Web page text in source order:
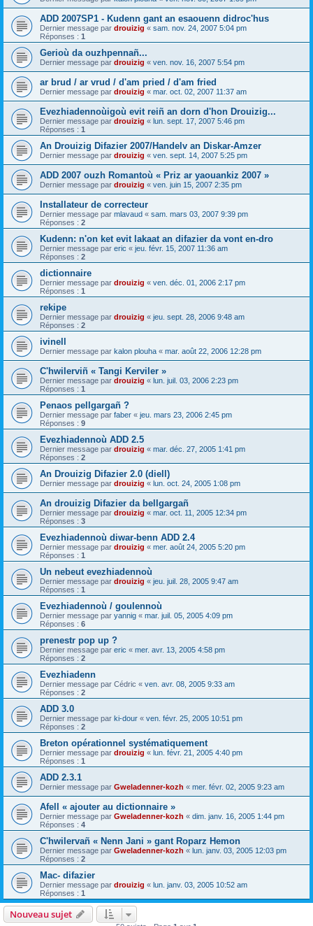
ADD 2007SP1 - Kudenn gant an esaouenn didroc'hus
Dernier message par drouizig « sam. nov. 24, 2007 5:04 pm
Réponses : 1
Gerioù da ouzhpennañ...
Dernier message par drouizig « ven. nov. 16, 2007 5:54 pm
ar brud / ar vrud / d'am pried / d'am fried
Dernier message par drouizig « mar. oct. 02, 2007 11:37 am
Evezhiadennoùigoù evit reiñ an dorn d'hon Drouizig...
Dernier message par drouizig « lun. sept. 17, 2007 5:46 pm
Réponses : 1
An Drouizig Difazier 2007/Handelv an Diskar-Amzer
Dernier message par drouizig « ven. sept. 14, 2007 5:25 pm
ADD 2007 ouzh Romantoù « Priz ar yaouankiz 2007 »
Dernier message par drouizig « ven. juin 15, 2007 2:35 pm
Installateur de correcteur
Dernier message par mlavaud « sam. mars 03, 2007 9:39 pm
Réponses : 2
Kudenn: n'on ket evit lakaat an difazier da vont en-dro
Dernier message par eric « jeu. févr. 15, 2007 11:36 am
Réponses : 2
dictionnaire
Dernier message par drouizig « ven. déc. 01, 2006 2:17 pm
Réponses : 1
rekipe
Dernier message par drouizig « jeu. sept. 28, 2006 9:48 am
Réponses : 2
ivinell
Dernier message par kalon plouha « mar. août 22, 2006 12:28 pm
C'hwilerviñ « Tangi Kerviler »
Dernier message par drouizig « lun. juil. 03, 2006 2:23 pm
Réponses : 1
Penaos pellgargañ ?
Dernier message par faber « jeu. mars 23, 2006 2:45 pm
Réponses : 9
Evezhiadennoù ADD 2.5
Dernier message par drouizig « mar. déc. 27, 2005 1:41 pm
Réponses : 2
An Drouizig Difazier 2.0 (diell)
Dernier message par drouizig « lun. oct. 24, 2005 1:08 pm
An drouizig Difazier da bellgargañ
Dernier message par drouizig « mar. oct. 11, 2005 12:34 pm
Réponses : 3
Evezhiadennoù diwar-benn ADD 2.4
Dernier message par drouizig « mer. août 24, 2005 5:20 pm
Réponses : 1
Un nebeut evezhiadennoù
Dernier message par drouizig « jeu. juil. 28, 2005 9:47 am
Réponses : 1
Evezhiadennoù / goulennoù
Dernier message par yannig « mar. juil. 05, 2005 4:09 pm
Réponses : 6
prenestr pop up ?
Dernier message par eric « mer. avr. 13, 2005 4:58 pm
Réponses : 2
Evezhiadenn
Dernier message par Cédric « ven. avr. 08, 2005 9:33 am
Réponses : 2
ADD 3.0
Dernier message par ki-dour « ven. févr. 25, 2005 10:51 pm
Réponses : 2
Breton opérationnel systématiquement
Dernier message par drouizig « lun. févr. 21, 2005 4:40 pm
Réponses : 1
ADD 2.3.1
Dernier message par Gweladenner-kozh « mer. févr. 02, 2005 9:23 am
Afell « ajouter au dictionnaire »
Dernier message par Gweladenner-kozh « dim. janv. 16, 2005 1:44 pm
Réponses : 4
C'hwilervañ « Nenn Jani » gant Roparz Hemon
Dernier message par Gweladenner-kozh « lun. janv. 03, 2005 12:03 pm
Réponses : 2
Mac- difazier
Dernier message par drouizig « lun. janv. 03, 2005 10:52 am
Réponses : 1
Nouveau sujet